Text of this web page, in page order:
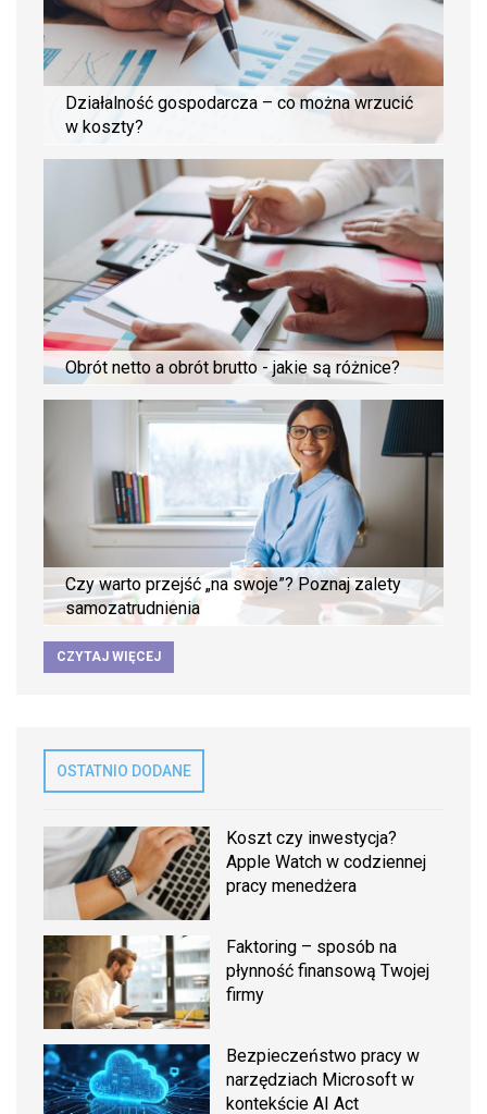
Działalność gospodarcza – co można wrzucić
w koszty?
Obrót netto a obrót brutto - jakie są różnice?
Czy warto przejść „na swoje”? Poznaj zalety
samozatrudnienia
CZYTAJ WIĘCEJ
OSTATNIO DODANE
Koszt czy inwestycja?
Apple Watch w codziennej
pracy menedżera
Faktoring – sposób na
płynność finansową Twojej
firmy
Bezpieczeństwo pracy w
narzędziach Microsoft w
kontekście AI Act